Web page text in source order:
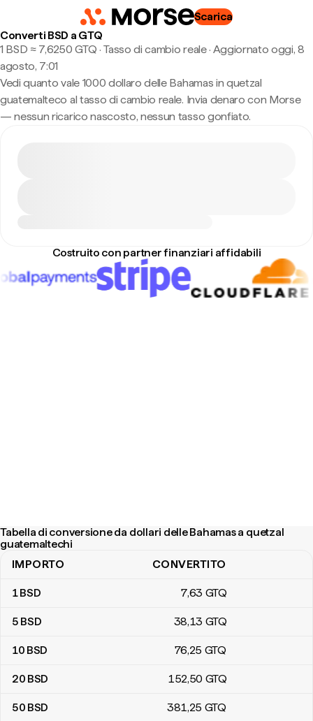
Scarica
Converti BSD a GTQ
1 BSD ≈ 7,6250 GTQ · Tasso di cambio reale· Aggiornato oggi, 8
agosto, 7:01
Vedi quanto vale 1000 dollaro delle Bahamas in quetzal
guatemalteco al tasso di cambio reale. Invia denaro con Morse
— nessun ricarico nascosto, nessun tasso gonfiato.
Costruito con partner finanziari affidabili
Tabella di conversione da dollari delle Bahamas a quetzal
guatemaltechi
Tabella di conversione da dollari delle Bahamas a quetzal
IMPORTO CONVERTITO
1BSD 7,63 GTQ
5 BSD 38,13 GTQ
10 BSD 76,25 GTQ
20 BSD 152,50 GTQ
50 BSD 381,25 GTQ